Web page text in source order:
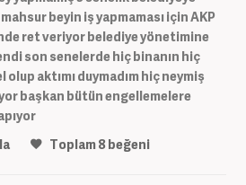
beyin iş yapmaması için AKP
ret veriyor belediye yönetimine
son senelerde hiç binanın hiç
aktımı duymadım hiç neymiş
başkan bütün engellemelere
Toplam8beğeni